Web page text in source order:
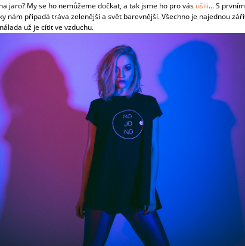
jaro? My se ho nemůžeme dočkat, a tak jsme ho pro vás ušili... S
nám připadá tráva zelenější a svět barevnější. Všechno je najednou
už je cítit ve vzduchu.